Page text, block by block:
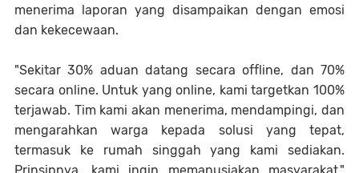
menerima laporan yang disampaikan dengan emosi
dan kekecewaan.
"Sekitar 30% aduan datang secara offline, dan 70%
secara online. Untuk yang online, kami targetkan 100%
terjawab. Tim kami akan menerima, mendampingi, dan
mengarahkan warga kepada solusi yang tepat,
termasuk ke rumah singgah yang kami sediakan.